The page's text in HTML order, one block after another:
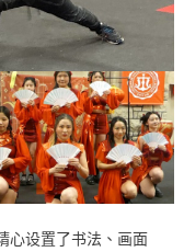
心设置了书法、画面